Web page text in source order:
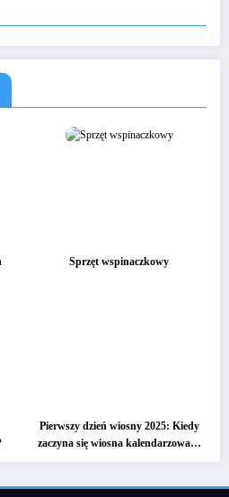
Sprzęt wspinaczkowy
Pierwszy dzień wiosny 2025: Kiedy
zaczyna się wiosna kalendarzowa, a
kiedy astronomiczna?